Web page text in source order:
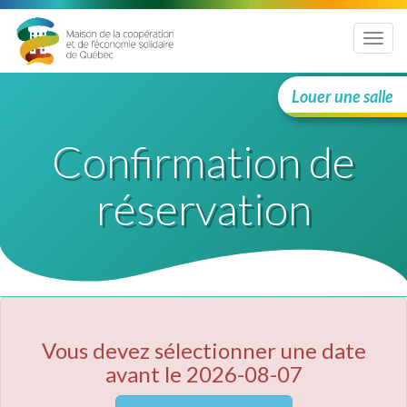
Menu
Louer une salle
Confirmation de
réservation
Vous devez sélectionner une date
avant le 2026-08-07